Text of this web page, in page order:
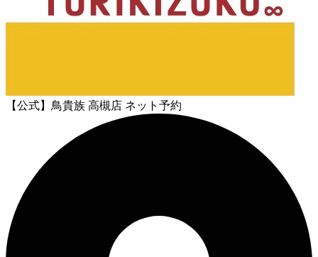
【公式】鳥貴族 高槻店 ネット予約